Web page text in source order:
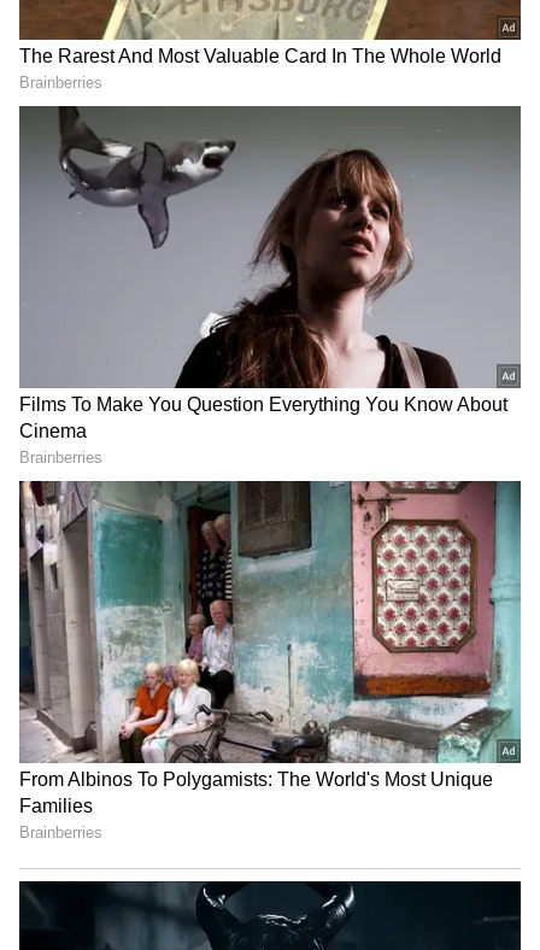
Sobhita Dhulipala: పొలిటికల్
కామెంట్స్ తో దుమారం రేపిన
శోభితా ధూళిపాళ, అక్కినేని
కోడలికి ఇచ్చిపడేస్తున్న నెటిజన్లు..
కదిలిన మహేష్‌ బాబు.. పూనకాలు
తెప్పిస్తోన్న `వారణాసి` లీక్
వీడియో
LATEST VIDEOS
ప్రెస్ మీట్ పెట్టి మరీ జగన్ పరువుతీసిన
హోమ్ మంత్రి అనిత | Anitha Vangalapudi
Strong Counter to Jagan
తమిళనాడు బడ్జెట్ విజయ్ ఆసక్తికర
కేటాయింపులు | Tamil Nadu CM Vijay
Mega Budget 2026